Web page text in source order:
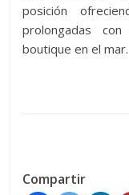
posición
prolongadas
boutique en el mar.
Compartir